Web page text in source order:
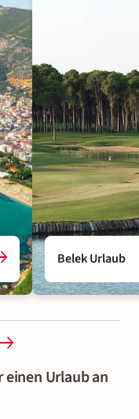
Belek Urlaub
einen Urlaub an